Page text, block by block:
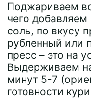
Поджариваем
чего
соль, по вкусу
рубленный или
пресс – это на
Выдерживаем
минут 5-7
готовности